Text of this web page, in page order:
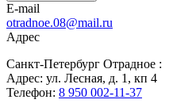
E-mail
otradnoe.08@mail.ru
Адрес
Санкт-Петербург Отрадное :
Адрес: ул. Лесная, д. 1, кп 4
Телефон: 8 950 002-11-37